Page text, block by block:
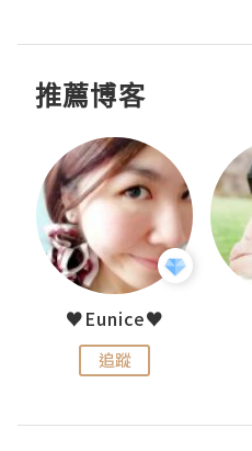
推薦博客
♥Eunice♥
追蹤